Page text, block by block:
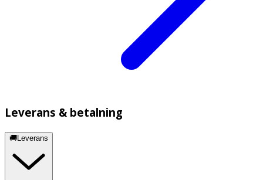
Leverans & betalning
🚚Leverans